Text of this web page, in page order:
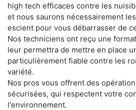
high tech efficaces contre les
et nous saurons nécessairement
escient pour vous débarrasser de
Nos techniciens ont reçu une
leur permettra de mettre en place
particulièrement fiable contre les
variété.
Nos pros vous offrent des
sécurisées, qui respectent votre
l'environnement.